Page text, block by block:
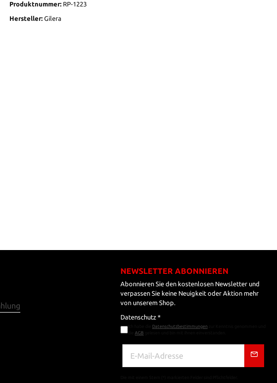
Produktnummer: RP-1223
Hersteller: Gilera
NEWSLETTER ABONNIEREN
Abonnieren Sie den kostenlosen Newsletter und
verpassen Sie keine Neuigkeit oder Aktion mehr
von unserem Shop.
Datenschutz *
Datenschutzbestimmungen
AGB